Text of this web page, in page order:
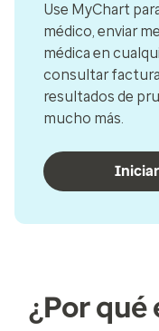
Use MyChart
médico, enviar
médica en
consultar
resultados de
mucho más.
¿Por